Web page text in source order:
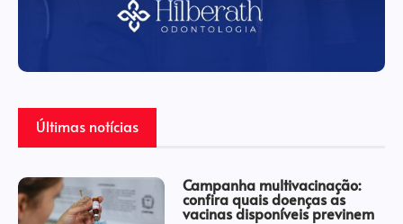
Últimas notícias
Campanha multivacinação:
confira quais doenças as
vacinas disponíveis previnem